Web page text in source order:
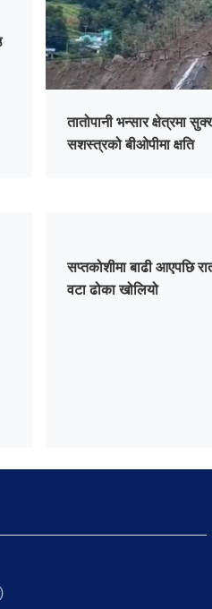
तातोपानी भन्सार क्षेत्रमा
सशस्त्रको बीओपीमा क्षति
सप्तकोशीमा बाढी आएपछि
वटा ढोका खोलियो